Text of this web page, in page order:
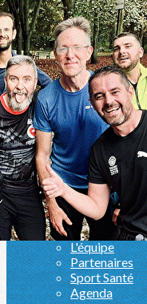
Exporter les lignes
Exporter toutes les
Exporter uniquement
Menu
Ajoutez un logo, un
Cliquez pour éditer
Le club▴▾
Présentation
Actualités
L'équipe
Partenaires
Sport Santé
Agenda